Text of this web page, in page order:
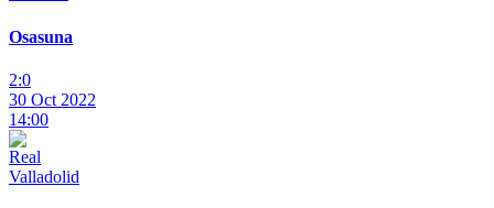
Osasuna
2:0
30 Oct 2022
14:00